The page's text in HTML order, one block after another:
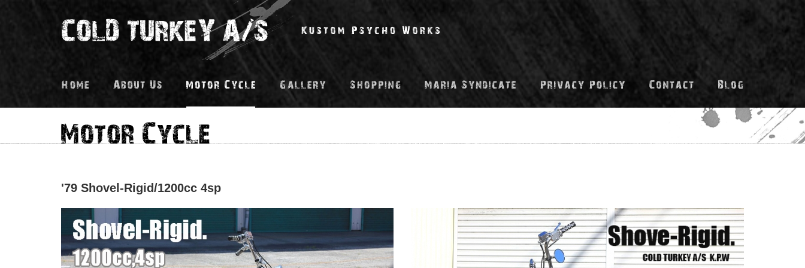
'79 Shovel-Rigid/1200cc 4sp